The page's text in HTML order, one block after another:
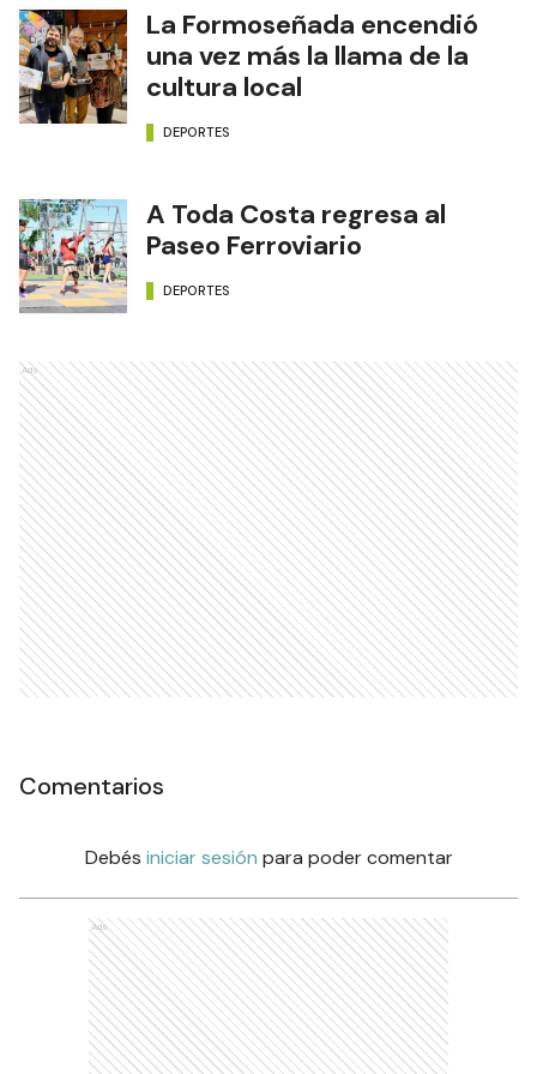
La Formoseñada encendió
una vez más la llama de la
cultura local
DEPORTES
A Toda Costa regresa al
Paseo Ferroviario
DEPORTES
Ads
Comentarios
Debés iniciar sesión para poder comentar
Ads